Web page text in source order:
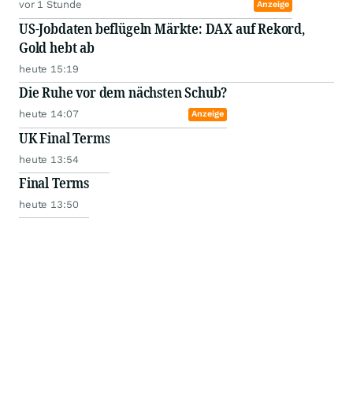
vor 1 Stunde Anzeige
US-Jobdaten beflügeln Märkte: DAX auf Rekord,
Gold hebt ab
heute 15:19
Die Ruhe vor dem nächsten Schub?
heute 14:07 Anzeige
UK Final Terms
heute 13:54
Final Terms
heute 13:50